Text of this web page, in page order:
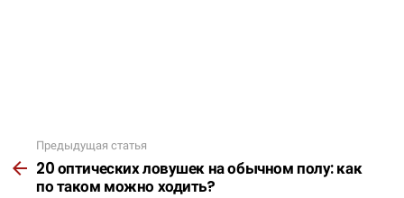
Подробнее
Предыдущая статья
20 оптических ловушек на обычном полу: как
по таком можно ходить?